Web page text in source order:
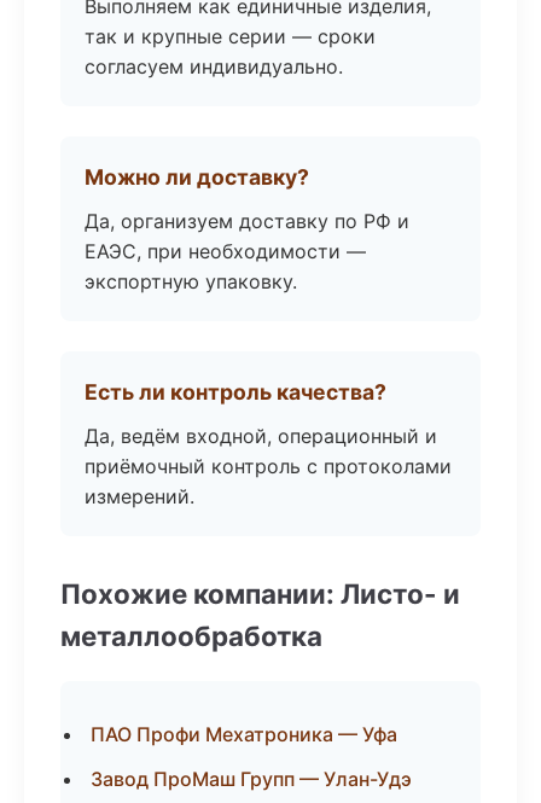
Выполняем как единичные изделия,
так и крупные серии — сроки
согласуем индивидуально.
Можно ли доставку?
Да, организуем доставку по РФ и
ЕАЭС, при необходимости —
экспортную упаковку.
Есть ли контроль качества?
Да, ведём входной, операционный и
приёмочный контроль с протоколами
измерений.
Похожие компании: Листо- и
металлообработка
ПАО Профи Мехатроника — Уфа
Завод ПроМаш Групп — Улан-Удэ